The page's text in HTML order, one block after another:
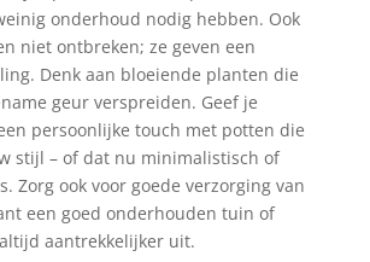
onderhoud nodig hebben. Ook
niet ontbreken; ze geven een
Denk aan bloeiende planten die
geur verspreiden. Geef je
persoonlijke touch met potten die
stijl – of dat nu minimalistisch of
Zorg ook voor goede verzorging van
een goed onderhouden tuin of
aantrekkelijker uit.